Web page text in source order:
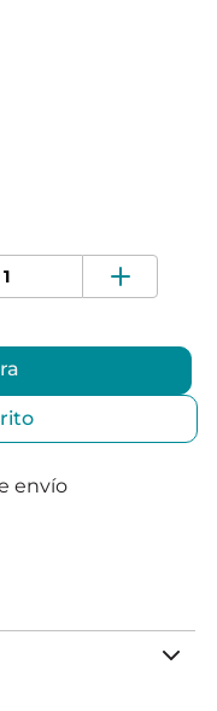
envío